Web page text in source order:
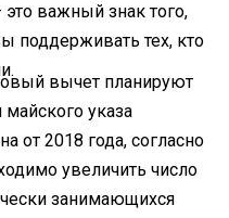
важный знак того,
поддерживать тех, кто
вычет планируют
указа
от 2018 года, согласно
увеличить число
занимающихся